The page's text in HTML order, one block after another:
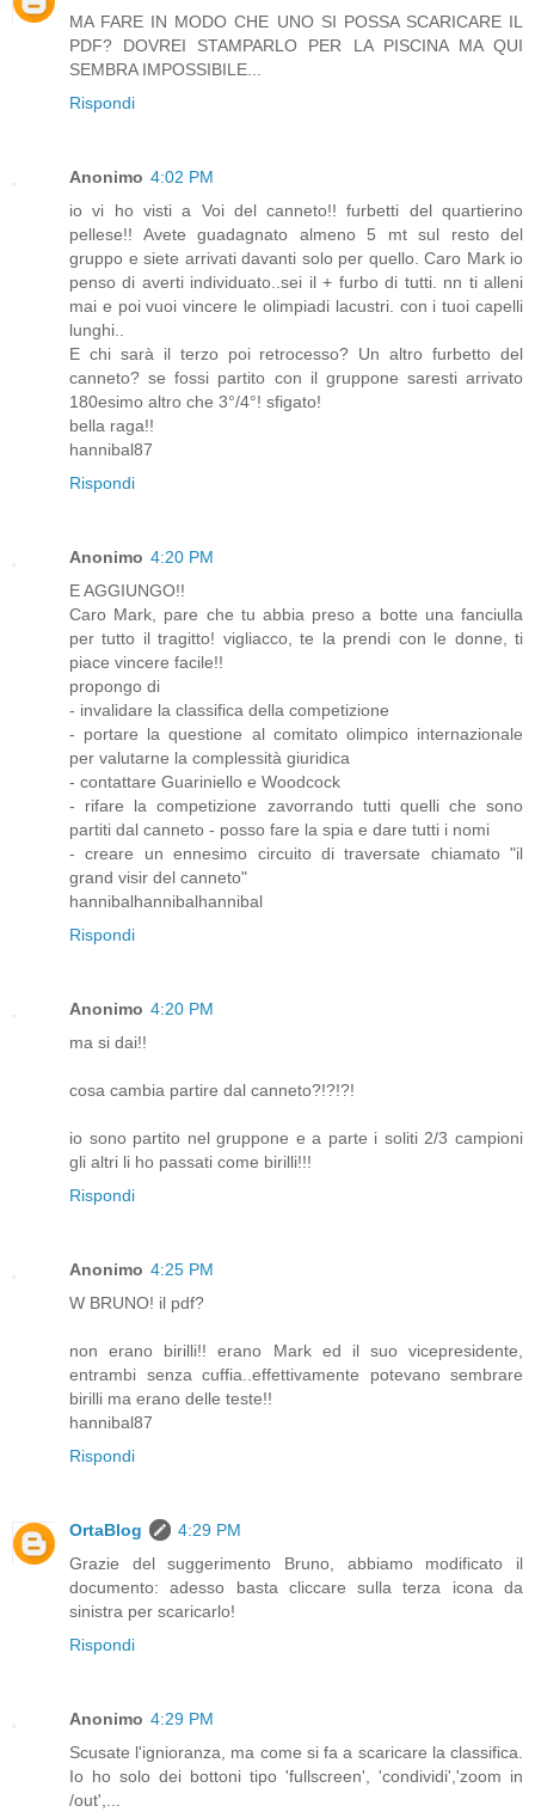
MA FARE IN MODO CHE UNO SI POSSA SCARICARE IL
PDF? DOVREI STAMPARLO PER LA PISCINA MA QUI
SEMBRA IMPOSSIBILE...
Rispondi
Anonimo 4:02 PM
io vi ho visti a Voi del canneto!! furbetti del quartierino
pellese!! Avete guadagnato almeno 5 mt sul resto del
gruppo e siete arrivati davanti solo per quello. Caro Mark io
penso di averti individuato..sei il + furbo di tutti. nn ti alleni
mai e poi vuoi vincere le olimpiadi lacustri. con i tuoi capelli
lunghi..
E chi sarà il terzo poi retrocesso? Un altro furbetto del
canneto? se fossi partito con il gruppone saresti arrivato
180esimo altro che 3°/4°! sfigato!
bella raga!!
hannibal87
Rispondi
Anonimo 4:20 PM
E AGGIUNGO!!
Caro Mark, pare che tu abbia preso a botte una fanciulla
per tutto il tragitto! vigliacco, te la prendi con le donne, ti
piace vincere facile!!
propongo di
- invalidare la classifica della competizione
- portare la questione al comitato olimpico internazionale
per valutarne la complessità giuridica
- contattare Guariniello e Woodcock
- rifare la competizione zavorrando tutti quelli che sono
partiti dal canneto - posso fare la spia e dare tutti i nomi
- creare un ennesimo circuito di traversate chiamato "il
grand visir del canneto"
hannibalhannibalhannibal
Rispondi
Anonimo 4:20 PM
ma si dai!!
cosa cambia partire dal canneto?!?!?!
io sono partito nel gruppone e a parte i soliti 2/3 campioni
gli altri li ho passati come birilli!!!
Rispondi
Anonimo 4:25 PM
W BRUNO! il pdf?
non erano birilli!! erano Mark ed il suo vicepresidente,
entrambi senza cuffia..effettivamente potevano sembrare
birilli ma erano delle teste!!
hannibal87
Rispondi
OrtaBlog
4:29 PM
Grazie del suggerimento Bruno, abbiamo modificato il
documento: adesso basta cliccare sulla terza icona da
sinistra per scaricarlo!
Rispondi
Anonimo 4:29 PM
Scusate l'ignioranza, ma come si fa a scaricare la classifica.
Io ho solo dei bottoni tipo 'fullscreen', 'condividi','zoom in
/out',...